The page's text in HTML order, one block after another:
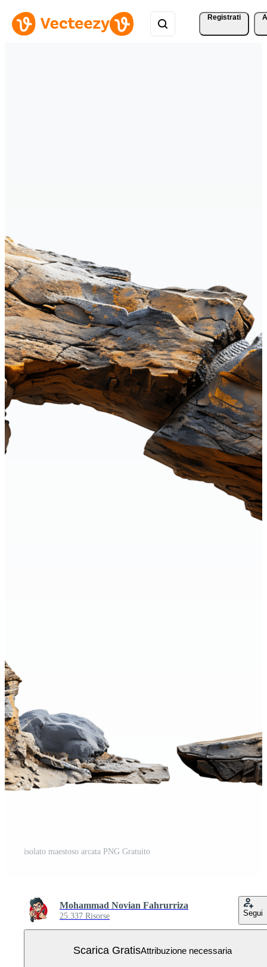
Registrati
isolato maestoso arcata PNG Gratuito
Mohammad Novian Fahrurriza
25.337 Risorse Segui
Scarica GratisAttribuzione necessaria